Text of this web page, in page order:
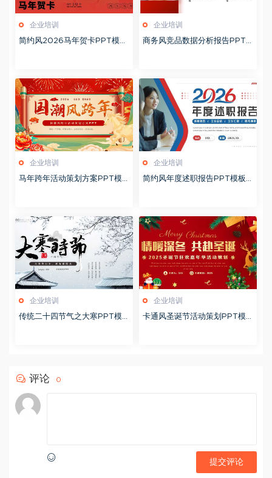
企业培训
简约风2026马年贺卡PPT模板
企业培训
商务风竞品数据分析报告PPT
企业培训
马年跨年活动策划方案PPT模
企业培训
简约风年度述职报告PPT模板2
企业培训
传统二十四节气之大寒PPT模
企业培训
卡通风圣诞节活动策划PPT模
评论 0
提交评论